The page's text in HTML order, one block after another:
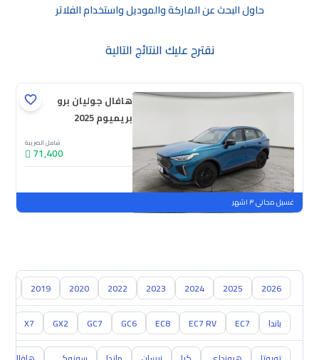
حاول البحث عن الماركة والموديل واستخدام الفلاتر
نقترح عليك النتائج التالية
هافال جوليان برو
بريميوم 2025
شامل الضريبة
71,400
جديدة
ملوحة
غسيل مجاني ٣ اشهر
2026
2025
2024
2023
2022
2020
2019
باندا EC7
EC7 RV
EC8
GC6
GC7
GX2
X7